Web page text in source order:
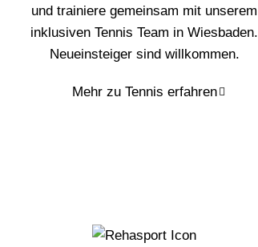
und trainiere gemeinsam mit unserem
inklusiven Tennis Team in Wiesbaden.
Neueinsteiger sind willkommen.
Mehr zu Tennis erfahren